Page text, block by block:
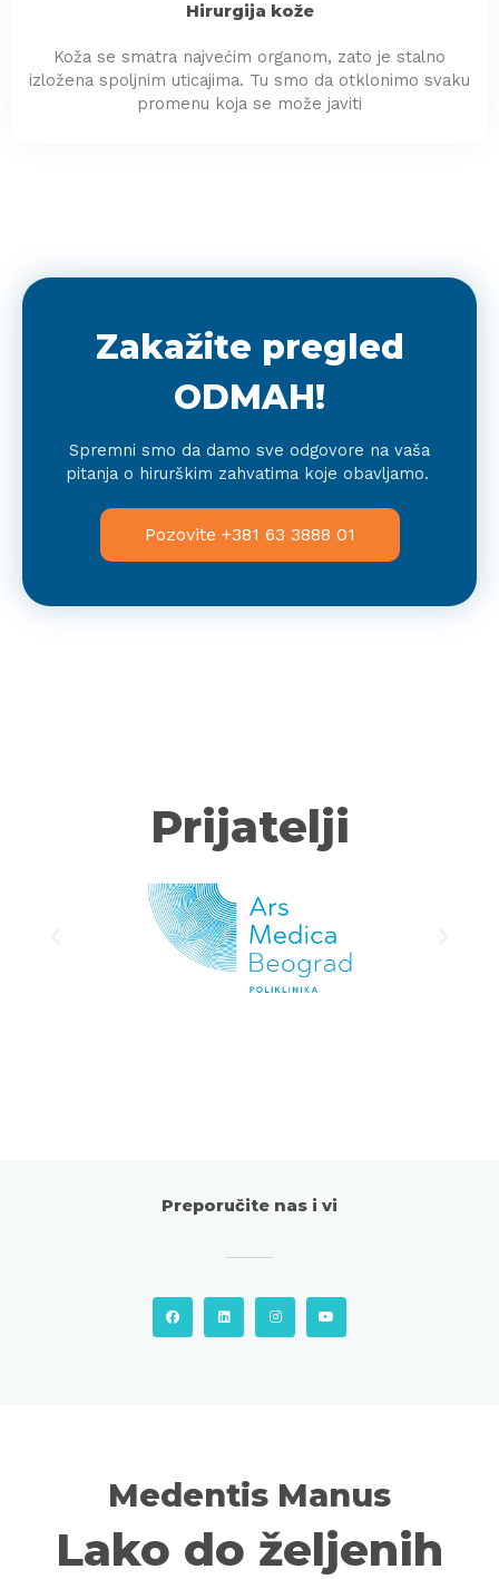
Hirurgija kože
Koža se smatra najvećim organom, zato je stalno
izložena spoljnim uticajima. Tu smo da otklonimo svaku
promenu koja se može javiti
Zakažite pregled
ODMAH!
Spremni smo da damo sve odgovore na vaša
pitanja o hirurškim zahvatima koje obavljamo.
Pozovite +381 63 3888 01
Prijatelji
Preporučite nas i vi
Medentis Manus
Lako do željenih